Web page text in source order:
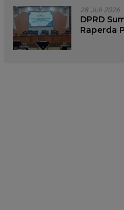
28 Juli 2026
DPRD
Raperda